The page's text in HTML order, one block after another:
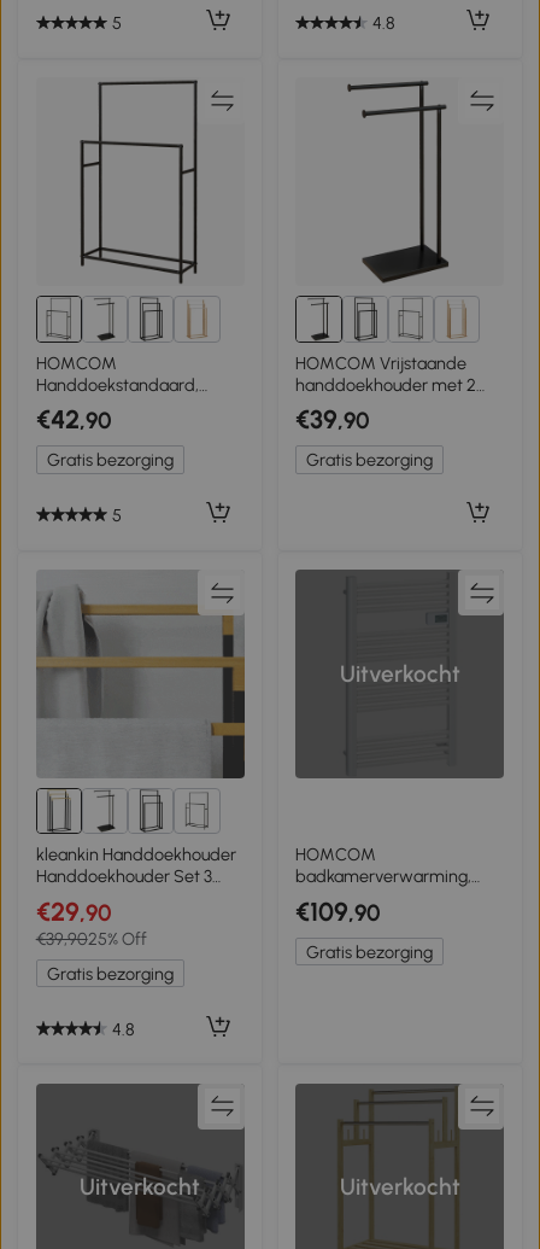
5 4.8
HOMCOM
Handdoekstandaard,
vrijstaand, 2 stangen,
roestvrij, 66x20x110cm,
Zwart
€42,90
Gratis bezorging
5
2+
HOMCOM Vrijstaande
handdoekhouder met 2
stangen voor badkamer,
badhanddoeken zwart
35,5 x 20 x 78 cm
€39,90
Gratis bezorging
2+
kleankin Handdoekhouder
Handdoekhouder Set 3
Handdoekstangen,
Industrieel Ontwerp,
Bamboe, 45 x 22,5 x 86 cm,
Zwart + Natuurlijk
€29,90
€39,9025% Off
Gratis bezorging
4.8
Uitverkocht
HOMCOM
badkamerverwarming,
24/7 programmering, 4
modi, bescherming tegen
oververhitting, 54 cm x 4
cm x 96 cm, wit
€109,90
Gratis bezorging
Uitverkocht Uitverkocht